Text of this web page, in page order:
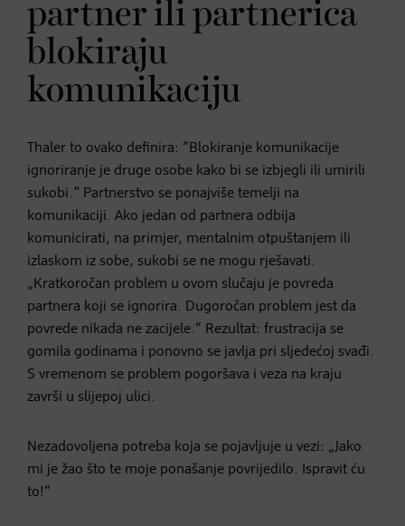
partner ili partnerica
blokiraju
komunikaciju
Thaler to ovako definira: “Blokiranje komunikacije
ignoriranje je druge osobe kako bi se izbjegli ili umirili
sukobi.” Partnerstvo se ponajviše temelji na
komunikaciji. Ako jedan od partnera odbija
komunicirati, na primjer, mentalnim otpuštanjem ili
izlaskom iz sobe, sukobi se ne mogu rješavati.
„Kratkoročan problem u ovom slučaju je povreda
partnera koji se ignorira. Dugoročan problem jest da
povrede nikada ne zacijele.“ Rezultat: frustracija se
gomila godinama i ponovno se javlja pri sljedećoj svađi.
S vremenom se problem pogoršava i veza na kraju
završi u slijepoj ulici.
Nezadovoljena potreba koja se pojavljuje u vezi: „Jako
mi je žao što te moje ponašanje povrijedilo. Ispravit ću
to!“